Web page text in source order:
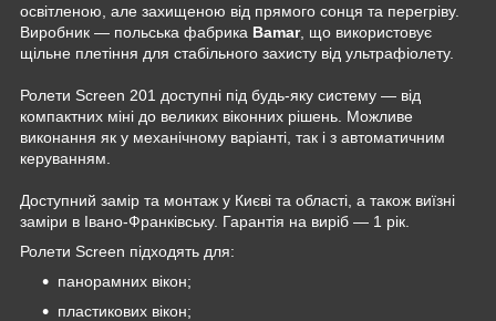
освітленою, але захищеною від прямого сонця та перегріву.
Виробник — польська фабрика Bamar, що використовує
щільне плетіння для стабільного захисту від ультрафіолету.
Ролети Screen 201 доступні під будь-яку систему — від
компактних міні до великих віконних рішень. Можливе
виконання як у механічному варіанті, так і з автоматичним
керуванням.
Доступний замір та монтаж у Києві та області, а також виїзні
заміри в Івано-Франківську. Гарантія на виріб — 1 рік.
Ролети Screen підходять для:
панорамних вікон;
пластикових вікон;